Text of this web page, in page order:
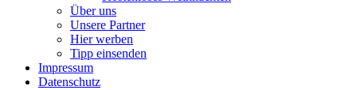
Über uns
Unsere Partner
Hier werben
Tipp einsenden
Impressum
Datenschutz